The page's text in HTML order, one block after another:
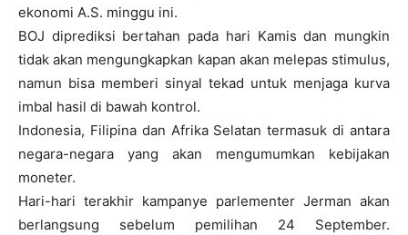
ekonomi A.S. minggu ini.
BOJ diprediksi bertahan pada hari Kamis dan mungkin
tidak akan mengungkapkan kapan akan melepas stimulus,
namun bisa memberi sinyal tekad untuk menjaga kurva
imbal hasil di bawah kontrol.
Indonesia, Filipina dan Afrika Selatan termasuk di antara
negara-negara yang akan mengumumkan kebijakan
moneter.
Hari-hari terakhir kampanye parlementer Jerman akan
berlangsung sebelum pemilihan 24 September.